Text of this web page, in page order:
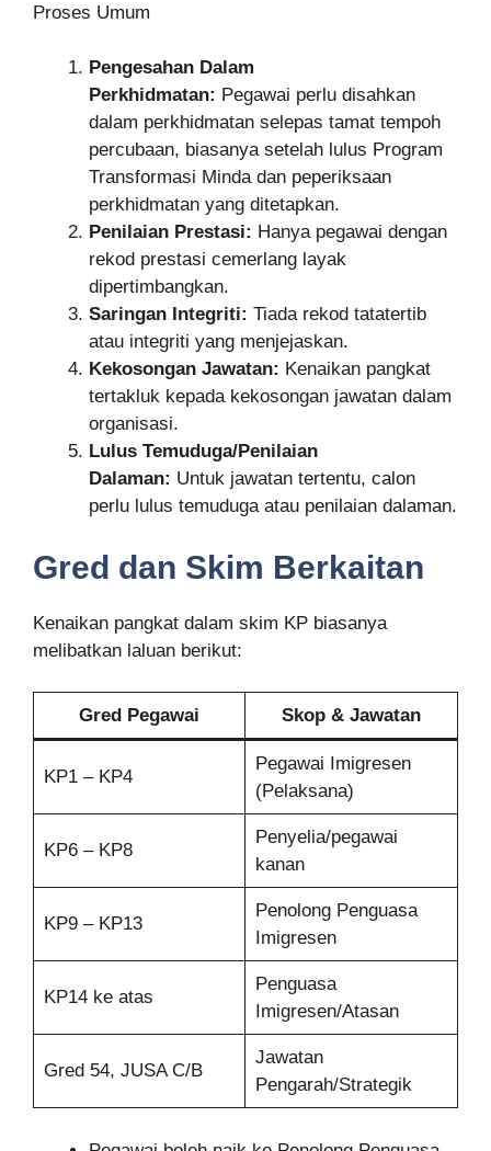
Proses Umum
Pengesahan Dalam
Perkhidmatan: Pegawai perlu disahkan
dalam perkhidmatan selepas tamat tempoh
percubaan, biasanya setelah lulus Program
Transformasi Minda dan peperiksaan
perkhidmatan yang ditetapkan.
Penilaian Prestasi: Hanya pegawai dengan
rekod prestasi cemerlang layak
dipertimbangkan.
Saringan Integriti: Tiada rekod tatatertib
atau integriti yang menjejaskan.
Kekosongan Jawatan: Kenaikan pangkat
tertakluk kepada kekosongan jawatan dalam
organisasi.
Lulus Temuduga/Penilaian
Dalaman: Untuk jawatan tertentu, calon
perlu lulus temuduga atau penilaian dalaman.
Gred dan Skim Berkaitan
Kenaikan pangkat dalam skim KP biasanya
melibatkan laluan berikut:
Gred Pegawai Skop & Jawatan
KP1 – KP4
Pegawai Imigresen
(Pelaksana)
KP6 – KP8
Penyelia/pegawai
kanan
KP9 – KP13
Penolong Penguasa
Imigresen
KP14 ke atas
Penguasa
Imigresen/Atasan
Gred 54, JUSA C/B
Jawatan
Pengarah/Strategik